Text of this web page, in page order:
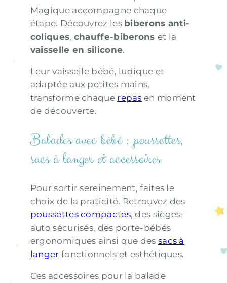
Magique accompagne chaque
étape. Découvrez les biberons anti-
coliques, chauffe-biberons et la
vaisselle en silicone.
Leur vaisselle bébé, ludique et
adaptée aux petites mains,
transforme chaque repas en moment
de découverte.
Balades avec bébé : poussettes,
sacs à langer et accessoires
Pour sortir sereinement, faites le
choix de la praticité. Retrouvez des
poussettes compactes, des sièges-
auto sécurisés, des porte-bébés
ergonomiques ainsi que des sacs à
langer fonctionnels et esthétiques.
Ces accessoires pour la balade